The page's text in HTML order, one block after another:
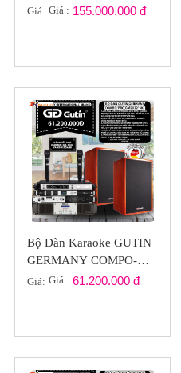
KARAVIP-01
Giá: Giá : 155.000.000 đ
Bộ Dàn Karaoke GUTIN
GERMANY COMPO-
PRO GP2022-S02
Giá: Giá : 61.200.000 đ